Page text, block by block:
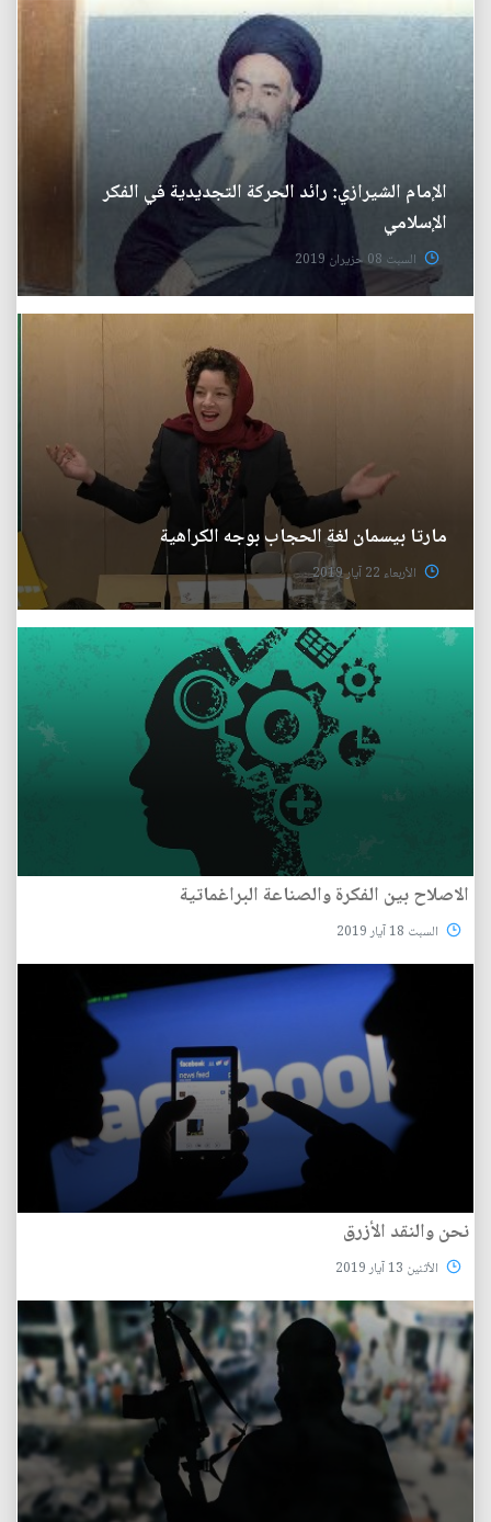
الإمام الشيرازي: رائد الحركة التجديدية في الفكر
الإسلامي
السبت 08 حزيران 2019
مارتا بيسمان لغة الحجاب بوجه الكراهية
الأربعاء 22 آيار 2019
الاصلاح بين الفكرة والصناعة البراغماتية
السبت 18 آيار 2019
نحن والنقد الأزرق
الأثنين 13 آيار 2019